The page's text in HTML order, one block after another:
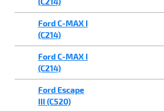
Ford C-MAX I
(C214)
Ford C-MAX I
(C214)
Ford Escape
III (C520)